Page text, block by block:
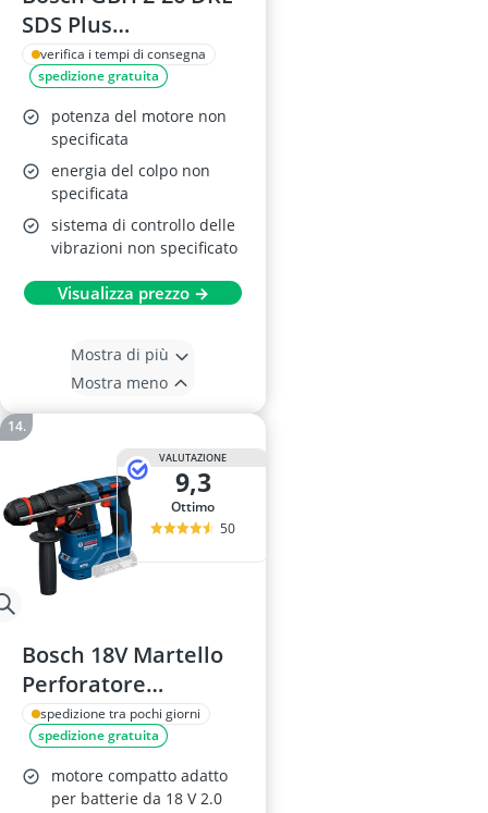
SDS Plus
tassellatore
verifica i tempi di consegna
spedizione gratuita
potenza del motore non
specificata
energia del colpo non
specificata
sistema di controllo delle
vibrazioni non specificato
Visualizza prezzo →
Mostra di più
Mostra meno
VALUTAZIONE
9,3
Ottimo
50
Bosch 18V Martello
Perforatore
ONECHUCK
spedizione tra pochi giorni
spedizione gratuita
motore compatto adatto
per batterie da 18 V 2.0